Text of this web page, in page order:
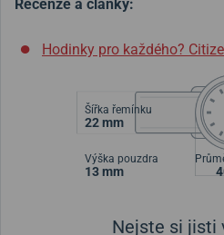
Recenze a články:
Hodinky pro každého?
Šířka řemínku
22 mm
Výška pouzdra
13 mm
Nejste si jisti